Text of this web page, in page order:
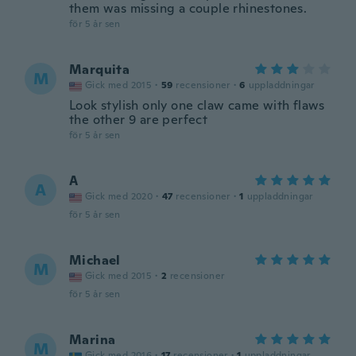
them was missing a couple rhinestones.
för 5 år sen
M Marquita
Gick med 2015 · 59 recensioner · 6 uppladdningar
Look stylish only one claw came with flaws
the other 9 are perfect
för 5 år sen
A A
Gick med 2020 · 47 recensioner · 1 uppladdningar
för 5 år sen
M Michael
Gick med 2015 · 2 recensioner
för 5 år sen
M Marina